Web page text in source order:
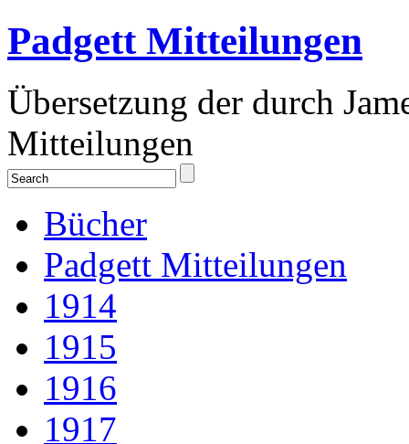
Padgett Mitteilungen
Übersetzung der durch
Mitteilungen
Bücher
Padgett Mitteilungen
1914
1915
1916
1917